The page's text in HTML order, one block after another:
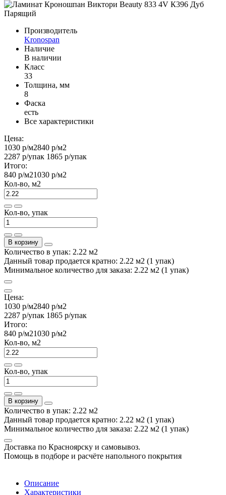
Производитель
Kronospan
Наличие
В наличии
Класс
33
Толщина, мм
8
Фаска
есть
Все характеристики
Цена:
1030 р/м2840 р/м2
2287 р/упак 1865 р/упак
Итого:
840 р/м21030 р/м2
Кол-во, м2
Кол-во, упак
В корзину
Количество в упак: 2.22 м2
Данный товар продается кратно: 2.22 м2 (1 упак)
Минимальное количество для заказа: 2.22 м2 (1 упак)
Цена:
1030 р/м2840 р/м2
2287 р/упак 1865 р/упак
Итого:
840 р/м21030 р/м2
Кол-во, м2
Кол-во, упак
В корзину
Количество в упак: 2.22 м2
Данный товар продается кратно: 2.22 м2 (1 упак)
Минимальное количество для заказа: 2.22 м2 (1 упак)
Доставка по Красноярску и самовывоз.
Помощь в подборе и расчёте напольного покрытия
Описание
Характеристики